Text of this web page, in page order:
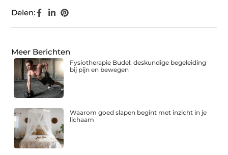
Delen:
Meer Berichten
Fysiotherapie Budel: deskundige begeleiding
bij pijn en bewegen
Waarom goed slapen begint met inzicht in je
lichaam